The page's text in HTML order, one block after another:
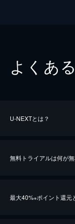
よくあ
U-NEXTとは？
無料トライアルは何が無
最大40%※ポイント還元